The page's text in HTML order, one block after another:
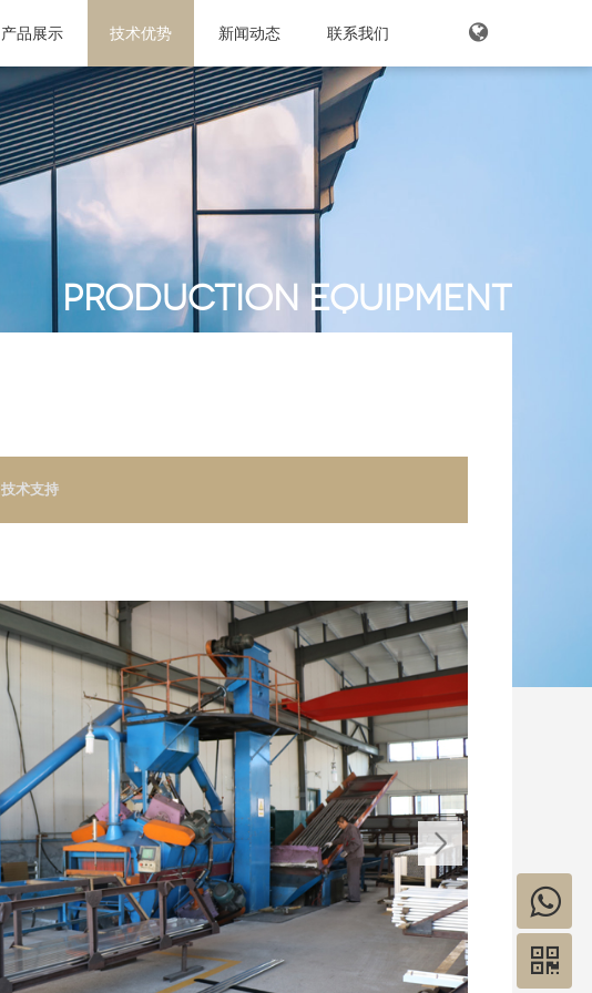
组织架构 企业资质 企业展示
产品展示
壁柜门型材 工业型材 铝加工件 门窗型材 木纹转印型材
技术优势
产品优势 生产设备 检验中心
新闻动态
公司新闻 媒体报道
联系我们 英文
Production equipment
技术支持